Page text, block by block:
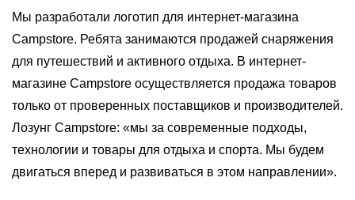
Мы разработали логотип для интернет-магазина
Campstore. Ребята занимаются продажей снаряжения
для путешествий и активного отдыха. В интернет-
магазине Campstore осуществляется продажа товаров
только от проверенных поставщиков и производителей.
Лозунг Campstore: «мы за современные подходы,
технологии и товары для отдыха и спорта. Мы будем
двигаться вперед и развиваться в этом направлении».